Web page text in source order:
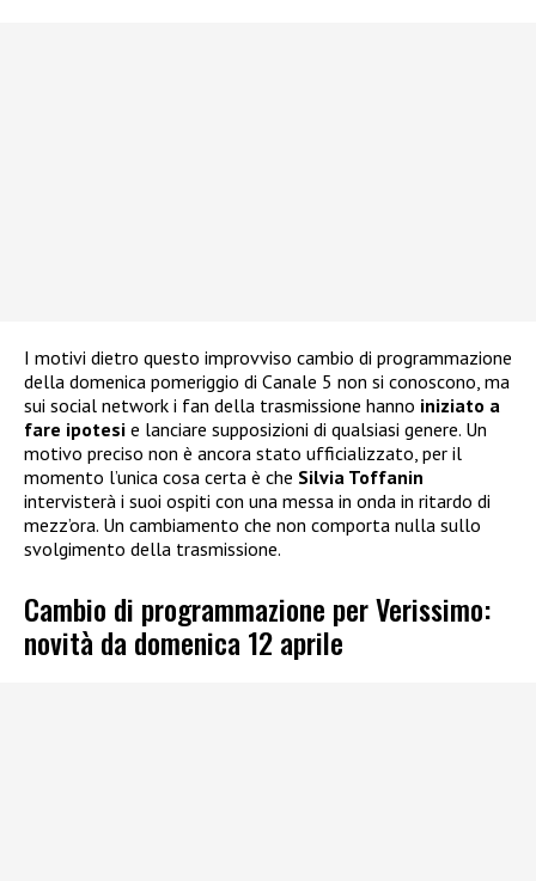
I motivi dietro questo improvviso cambio di programmazione
della domenica pomeriggio di Canale 5 non si conoscono, ma
sui social network i fan della trasmissione hanno iniziato a
fare ipotesi e lanciare supposizioni di qualsiasi genere. Un
motivo preciso non è ancora stato ufficializzato, per il
momento l’unica cosa certa è che Silvia Toffanin
intervisterà i suoi ospiti con una messa in onda in ritardo di
mezz’ora. Un cambiamento che non comporta nulla sullo
svolgimento della trasmissione.
Cambio di programmazione per Verissimo:
novità da domenica 12 aprile